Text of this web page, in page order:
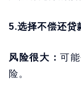
5.选择不偿还贷
风险很大：可
险。